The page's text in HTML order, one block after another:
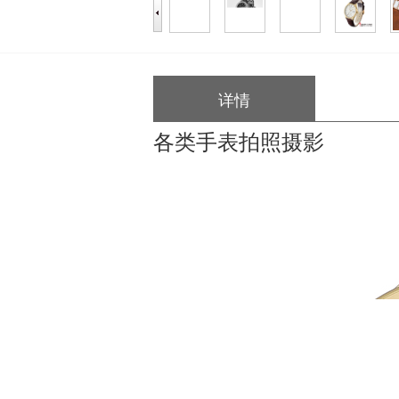
详情
各类手表拍照摄影